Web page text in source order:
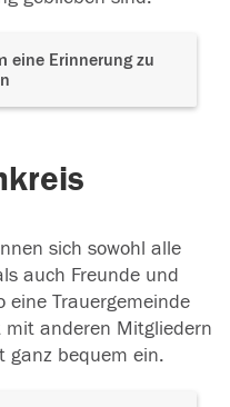
eine Erinnerung zu
sich sowohl alle
auch Freunde und
Trauergemeinde
anderen Mitgliedern
ganz bequem ein.